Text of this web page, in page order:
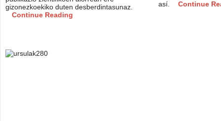
gizonezkoekiko duten desberdintasunaz.
Continue Reading
así.
Continue